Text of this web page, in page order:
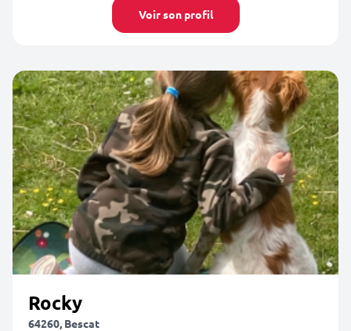
Voir son profil
Rocky
64260, Bescat